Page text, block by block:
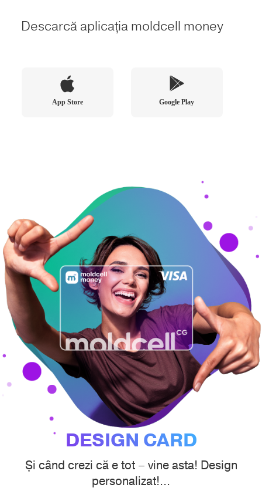
Descarcă aplicația moldcell money
App Store Google Play
DESIGN CARD
Și când crezi că e tot – vine asta! Design
personalizat!...